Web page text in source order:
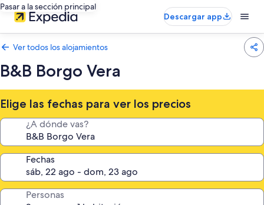
Pasar a la sección principal
Descargar app
Ver todos los alojamientos
B&B Borgo Vera
Elige las fechas para ver los precios
¿A dónde vas?
Fechas
Personas